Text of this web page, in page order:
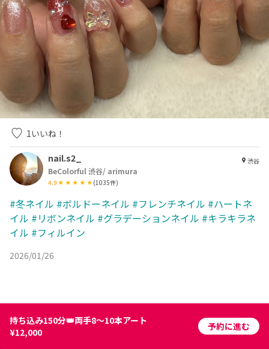
1いいね！
nail.s2_
BeColorful 渋谷/ arimura
4.9 (1035件)
渋谷
#冬ネイル #ボルドーネイル #フレンチネイル #ハートネ
イル #リボンネイル #グラデーションネイル #キラキラネ
イル #フィルイン
2026/01/26
持ち込み150分👑両手8〜10本アート
¥12,000
予約に進む